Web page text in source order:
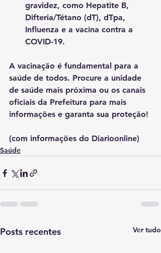
gravidez, como Hepatite B,
Difteria/Tétano (dT), dTpa,
Influenza e a vacina contra a
COVID-19.
A vacinação é fundamental para a
saúde de todos. Procure a unidade
de saúde mais próxima ou os canais
oficiais da Prefeitura para mais
informações e garanta sua proteção!
(com informações do Diarioonline)
Saúde
Posts recentes Ver tudo